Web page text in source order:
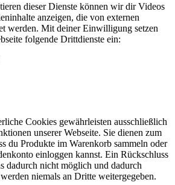
dieser Dienste können wir dir Videos
anzeigen, die von externen
werden. Mit deiner Einwilligung setzen
folgende Drittdienste ein:
Cookies gewährleisten ausschließlich
unserer Webseite. Sie dienen zum
du Produkte im Warenkorb sammeln oder
einloggen kannst. Ein Rückschluss
dadurch nicht möglich und dadurch
niemals an Dritte weitergegeben.